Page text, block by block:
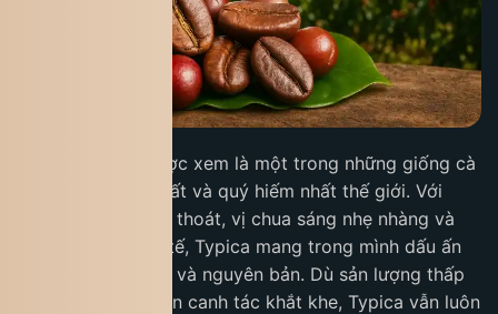
được xem là một trong những giống cà
phê Arabica cổ nhất và quý hiếm nhất thế giới. Với
hương thơm thanh thoát, vị chua sáng nhẹ nhàng và
hậu ngọt sâu tinh tế, Typica mang trong mình dấu ấn
của sự thuần khiết và nguyên bản. Dù sản lượng thấp
và đòi hỏi điều kiện canh tác khắt khe, Typica vẫn luôn